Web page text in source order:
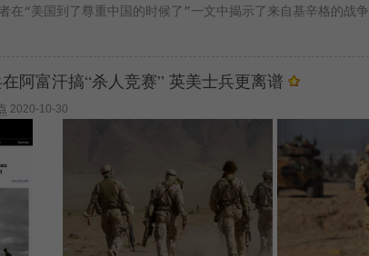
在“美国到了尊重中国的时候了”一文中揭示了来自基辛格的战
阿富汗搞“杀人竞赛” 英美士兵更离谱
2020-10-30